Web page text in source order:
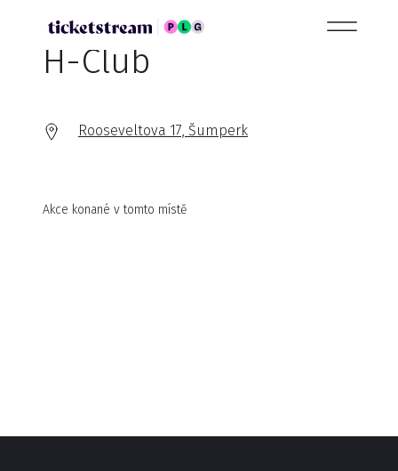
H-Club
Rooseveltova 17, Šumperk
Akce konané v tomto místě